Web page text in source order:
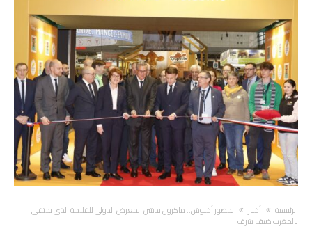
‫الرئيسية‬ أخبار
بحضور أخنوش.. ماكرون يدشن المعرض الدولي للفلاحة الذي يحتفي
بالمغرب ضيف شرف